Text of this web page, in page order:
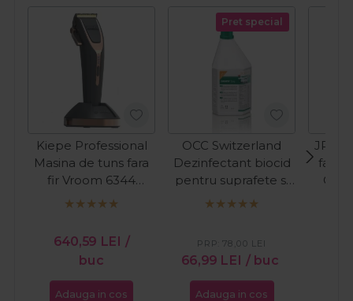
Kiepe Professional
Masina de tuns fara
fir Vroom 6344
11000RPM Cordless
640,59 LEI /
buc
Adauga in cos
Pret special
OCC Switzerland
Dezinfectant biocid
pentru suprafete si
instrumentar
66,99 LEI / buc
PRP:78,00 LEI
Adauga in cos
JRL
fara